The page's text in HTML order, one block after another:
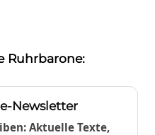
Ruhrbarone:
Newsletter
Aktuelle Texte,